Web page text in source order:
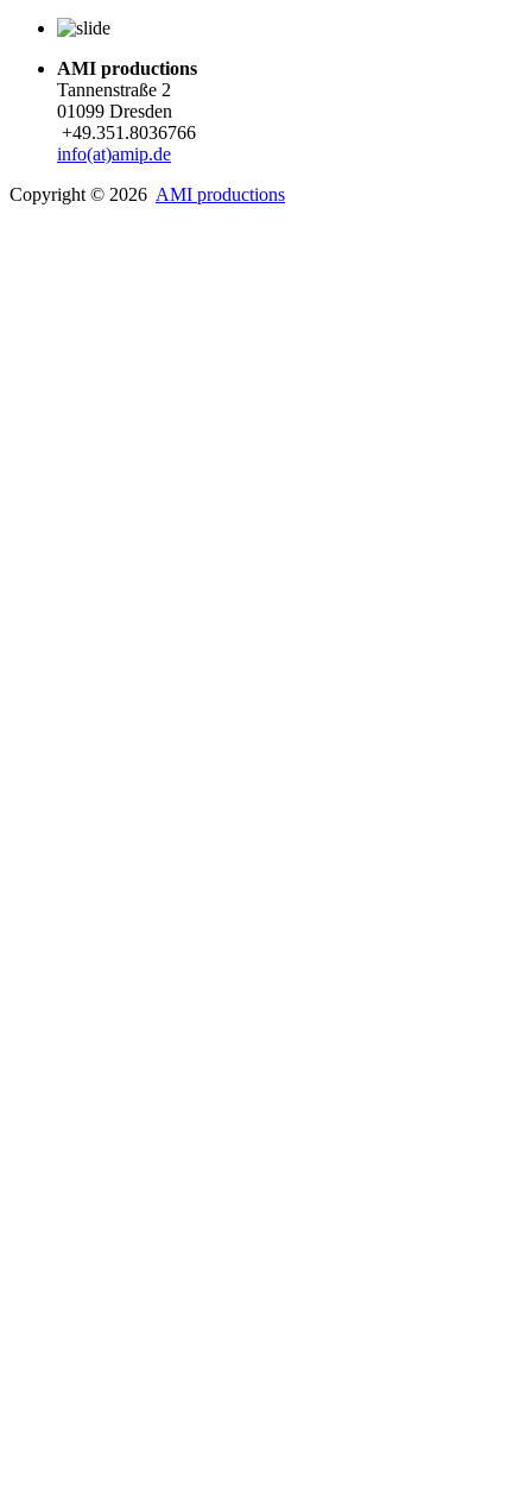
AMI productions
Tannenstraße 2
01099 Dresden
+49.351.8036766
info(at)amip.de
Copyright © 2026 AMI productions